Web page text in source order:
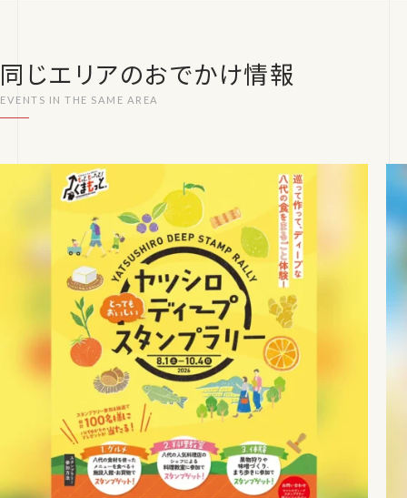
同じエリアのおでかけ情報